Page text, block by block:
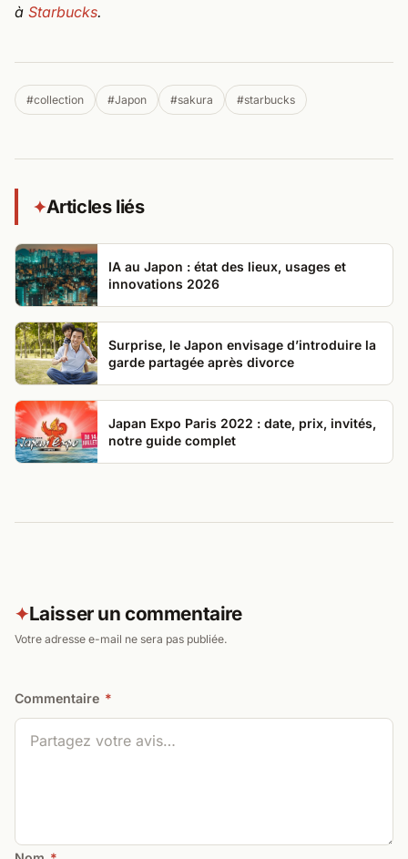
à Starbucks.
#collection #Japon #sakura #starbucks
✦Articles liés
IA au Japon : état des lieux, usages et
innovations 2026
Surprise, le Japon envisage d’introduire la
garde partagée après divorce
Japan Expo Paris 2022 : date, prix, invités,
notre guide complet
✦Laisser un commentaire
Votre adresse e-mail ne sera pas publiée.
Commentaire *